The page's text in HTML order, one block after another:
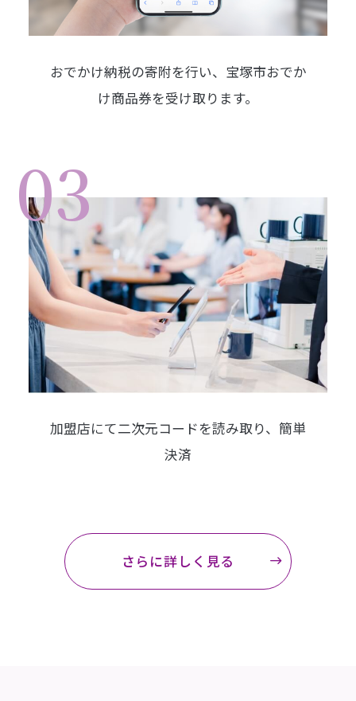
おでかけ納税の寄附を行い、 宝塚市おでか
け商品券を受け取ります。
03
加盟店にて二次元コードを読み取り、 簡単
決済
さらに詳しく見る